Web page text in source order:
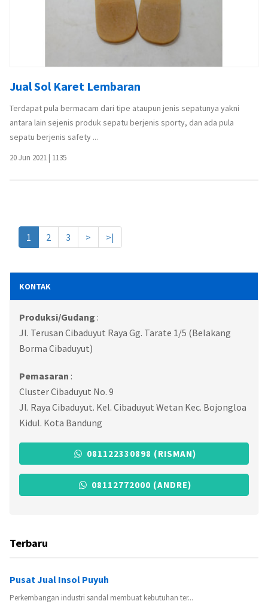
Jual Sol Karet Lembaran
Terdapat pula bermacam dari tipe ataupun jenis sepatunya yakni
antara lain sejenis produk sepatu berjenis sporty, dan ada pula
sepatu berjenis safety ...
20 Jun 2021 | 1135
1 2 3 > >|
KONTAK
Produksi/Gudang :
Jl. Terusan Cibaduyut Raya Gg. Tarate 1/5 (Belakang
Borma Cibaduyut)
Pemasaran :
Cluster Cibaduyut No. 9
Jl. Raya Cibaduyut. Kel. Cibaduyut Wetan Kec. Bojongloa
Kidul. Kota Bandung
081122330898 (RISMAN)
08112772000 (ANDRE)
Terbaru
Pusat Jual Insol Puyuh
Perkembangan industri sandal membuat kebutuhan ter...